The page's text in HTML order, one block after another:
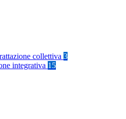
collettiva 3
integrativa 15